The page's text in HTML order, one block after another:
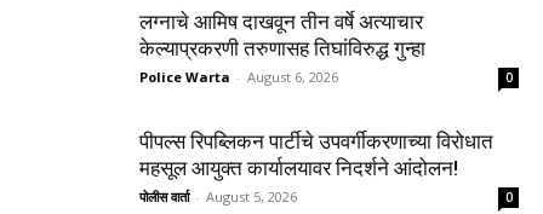
लग्नाचे आमिष दाखवून तीन वर्षे अत्याचार
केल्याप्रकरणी तरुणासह तिघांविरुद्ध गुन्हा
Police Warta - August 6, 2026 0
पीपल्स रिपब्लिकन पार्टीचे उपवर्गीकरणाच्या विरोधात
महसूल आयुक्त कार्यालयावर निदर्शने आंदोलन!
पोलीस वार्ता - August 5, 2026 0